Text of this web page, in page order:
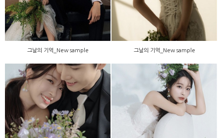
그날의 기억_New sample 그날의 기억_New sample
그날의 기억_New sample 그날의 기억_New sample